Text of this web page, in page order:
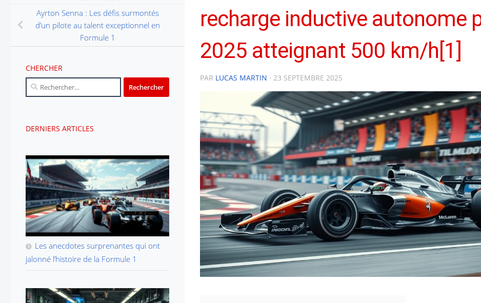
recharge inductive autonome
2025 atteignant 500 km/h[1]
PAR LUCAS MARTIN · 23 SEPTEMBRE 2025
Ayrton Senna : Les défis surmontés
d’un pilote au talent exceptionnel en
Formule 1
CHERCHER
Rechercher :
DERNIERS ARTICLES
Les anecdotes surprenantes qui ont
jalonné l’histoire de la Formule 1